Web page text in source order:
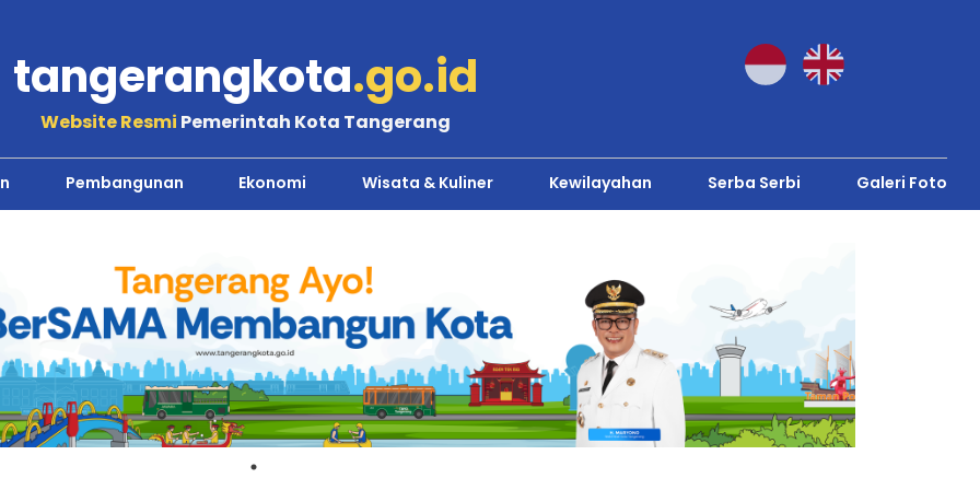
tangerangkota.go.id
Website Resmi Pemerintah Kota Tangerang
Pembangunan Ekonomi Wisata & Kuliner Kewilayahan Serba Serbi Galeri Foto